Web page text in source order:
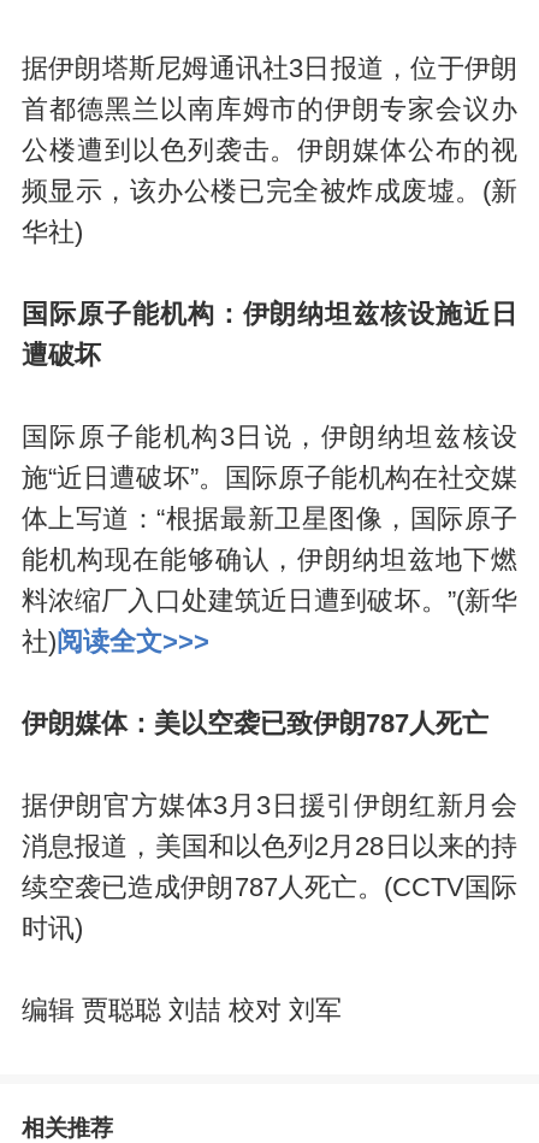
据伊朗塔斯尼姆通讯社3日报道，位于伊朗
首都德黑兰以南库姆市的伊朗专家会议办
公楼遭到以色列袭击。伊朗媒体公布的视
频显示，该办公楼已完全被炸成废墟。(新
华社)
国际原子能机构：伊朗纳坦兹核设施近日
遭破坏
国际原子能机构3日说，伊朗纳坦兹核设
施“近日遭破坏”。国际原子能机构在社交媒
体上写道：“根据最新卫星图像，国际原子
能机构现在能够确认，伊朗纳坦兹地下燃
料浓缩厂入口处建筑近日遭到破坏。”(新华
社)阅读全文>>>
伊朗媒体：美以空袭已致伊朗787人死亡
据伊朗官方媒体3月3日援引伊朗红新月会
消息报道，美国和以色列2月28日以来的持
续空袭已造成伊朗787人死亡。(CCTV国际
时讯)
编辑 贾聪聪 刘喆 校对 刘军
相关推荐